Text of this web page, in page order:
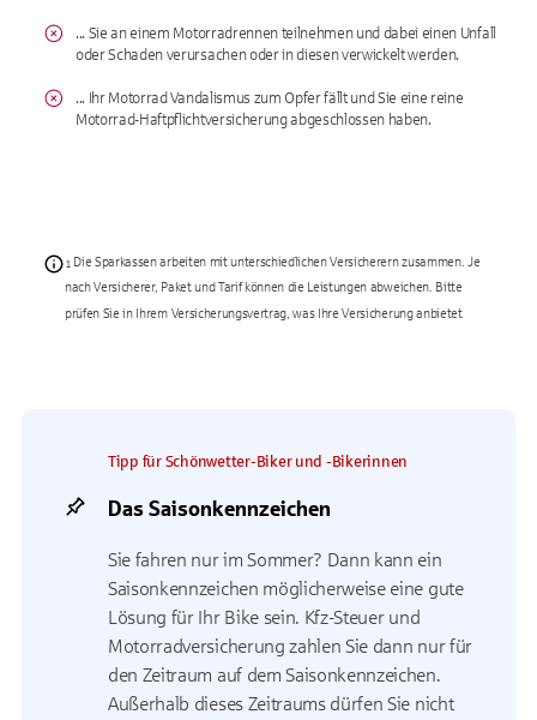
... Sie an einem Motorradrennen teilnehmen und dabei einen Unfall
oder Schaden verursachen oder in diesen verwickelt werden.
... Ihr Motorrad Vandalismus zum Opfer fällt und Sie eine reine
Motorrad-Haftpflichtversicherung abgeschlossen haben.
¹ Die Sparkassen arbeiten mit unterschiedlichen Versicherern zusammen. Je
nach Versicherer, Paket und Tarif können die Leistungen abweichen. Bitte
prüfen Sie in Ihrem Versicherungsvertrag, was Ihre Versicherung anbietet
Tipp für Schönwetter-Biker und -Bikerinnen
Das Saisonkennzeichen
Sie fahren nur im Sommer? Dann kann ein
Saisonkennzeichen möglicherweise eine gute
Lösung für Ihr Bike sein. Kfz-Steuer und
Motorradversicherung zahlen Sie dann nur für
den Zeitraum auf dem Saisonkennzeichen.
Außerhalb dieses Zeitraums dürfen Sie nicht